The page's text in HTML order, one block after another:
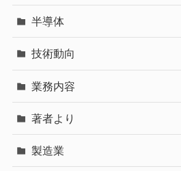
半導体
技術動向
業務内容
著者より
製造業